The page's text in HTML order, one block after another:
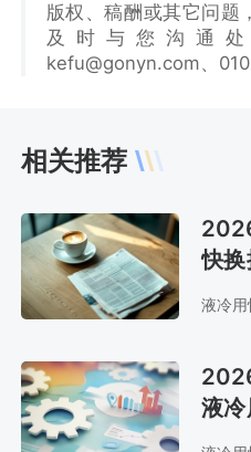
版权、稿酬或其它问题
及时与您沟通
kefu@gonyn.com、
相关推荐
快
趋
液冷
液
深